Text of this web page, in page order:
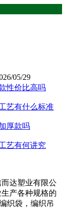
05/29
性价比高吗
艺有什么标准
厚款吗
艺有何讲究
达塑业有限公
产各种规格的
织袋，编织吊